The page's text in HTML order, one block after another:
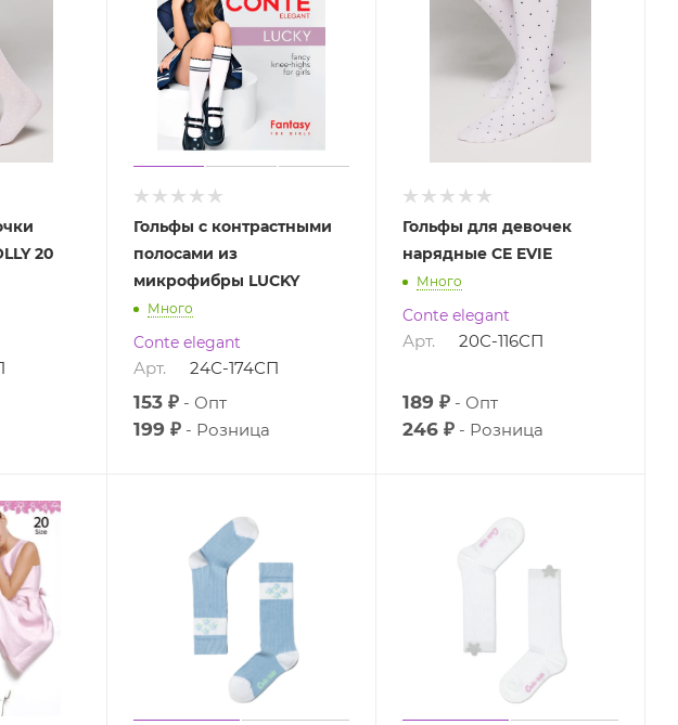
20
Гольфы с контрастными
полосами из
микрофибры LUCKY
Много
Conte elegant
Арт. 24С-174СП
153 ₽ Опт
199 ₽ Розница
Гольфы для девочек
нарядные CE EVIE
Много
Conte elegant
Арт. 20С-116СП
189 ₽ Опт
246 ₽ Розница